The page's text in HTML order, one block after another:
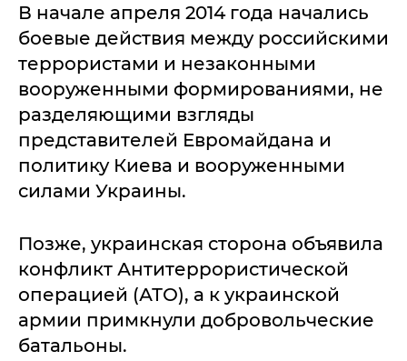
В начале апреля 2014 года начались
боевые действия между российскими
террористами и незаконными
вооруженными формированиями, не
разделяющими взгляды
представителей Евромайдана и
политику Киева и вооруженными
силами Украины.
Позже, украинская сторона объявила
конфликт Антитеррористической
операцией (АТО), а к украинской
армии примкнули добровольческие
батальоны.